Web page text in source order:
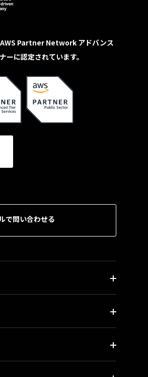
Partner Network アドバンス
ーに認定されています。
で問い合わせる